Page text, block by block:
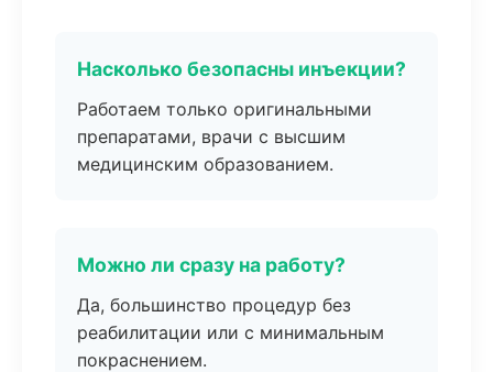
Насколько безопасны инъекции?
Работаем только оригинальными
препаратами, врачи с высшим
медицинским образованием.
Можно ли сразу на работу?
Да, большинство процедур без
реабилитации или с минимальным
покраснением.